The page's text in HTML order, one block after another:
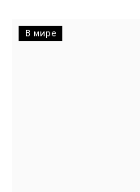
В мире